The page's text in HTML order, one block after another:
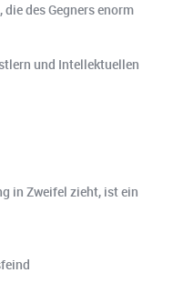
des Gegners enorm
und Intellektuellen
in Zweifel zieht, ist ein